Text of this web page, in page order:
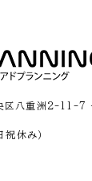
八重洲2-11-7
休み）